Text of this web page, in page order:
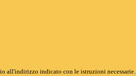
all'indirizzo indicato con le istruzioni necessarie.